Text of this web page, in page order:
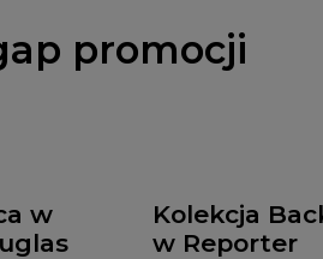
promocji
w
Kolekcja
w Reporter